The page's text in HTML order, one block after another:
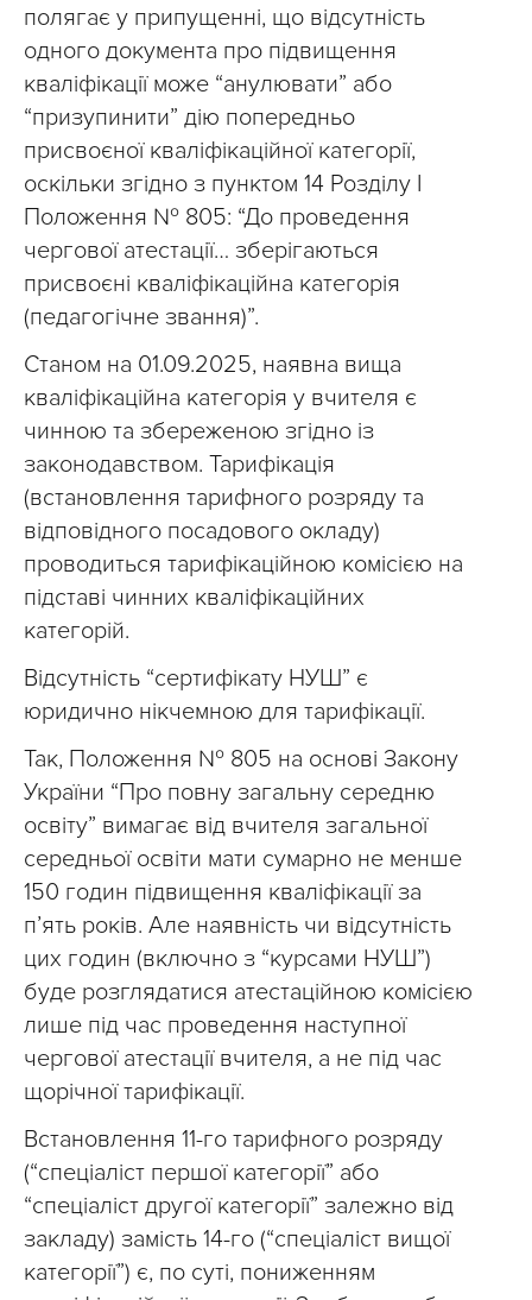
полягає у припущенні, що відсутність
одного документа про підвищення
кваліфікації може “анулювати” або
“призупинити” дію попередньо
присвоєної кваліфікаційної категорії,
оскільки згідно з пунктом 14 Розділу I
Положення № 805: “До проведення
чергової атестації… зберігаються
присвоєні кваліфікаційна категорія
(педагогічне звання)”.
Станом на 01.09.2025, наявна вища
кваліфікаційна категорія у вчителя є
чинною та збереженою згідно із
законодавством. Тарифікація
(встановлення тарифного розряду та
відповідного посадового окладу)
проводиться тарифікаційною комісією на
підставі чинних кваліфікаційних
категорій.
Відсутність “сертифікату НУШ” є
юридично нікчемною для тарифікації.
Так, Положення № 805 на основі Закону
України “Про повну загальну середню
освіту” вимагає від вчителя загальної
середньої освіти мати сумарно не менше
150 годин підвищення кваліфікації за
п’ять років. Але наявність чи відсутність
цих годин (включно з “курсами НУШ”)
буде розглядатися атестаційною комісією
лише під час проведення наступної
чергової атестації вчителя, а не під час
щорічної тарифікації.
Встановлення 11-го тарифного розряду
(“спеціаліст першої категорії” або
“спеціаліст другої категорії” залежно від
закладу) замість 14-го (“спеціаліст вищої
категорії”) є, по суті, пониженням